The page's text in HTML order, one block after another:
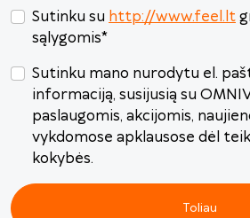
Sutinku su http://www.feel.lt
sąlygomis*
Sutinku mano nurodytu el.
informaciją, susijusią su
paslaugomis, akcijomis,
vykdomose apklausose dėl
kokybės.
Toliau